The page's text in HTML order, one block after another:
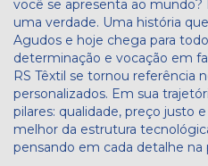
você se apresenta ao mundo?
uma verdade. Uma história
Agudos e hoje chega para
determinação e vocação em
RS Têxtil se tornou referência
personalizados. Em sua
pilares: qualidade, preço justo
melhor da estrutura
pensando em cada detalhe na